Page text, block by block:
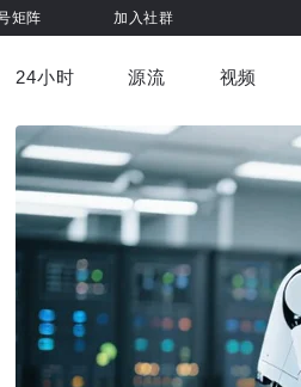
矩阵 加入社群
车与出行 商业消费
健康 书影音
24小时 源流 视频
虎嗅视界